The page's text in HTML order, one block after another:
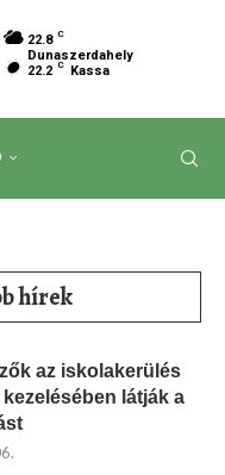
22.8 C
Dunaszerdahely
22.2 C Kassa
hírek
az iskolakerülés
látják a